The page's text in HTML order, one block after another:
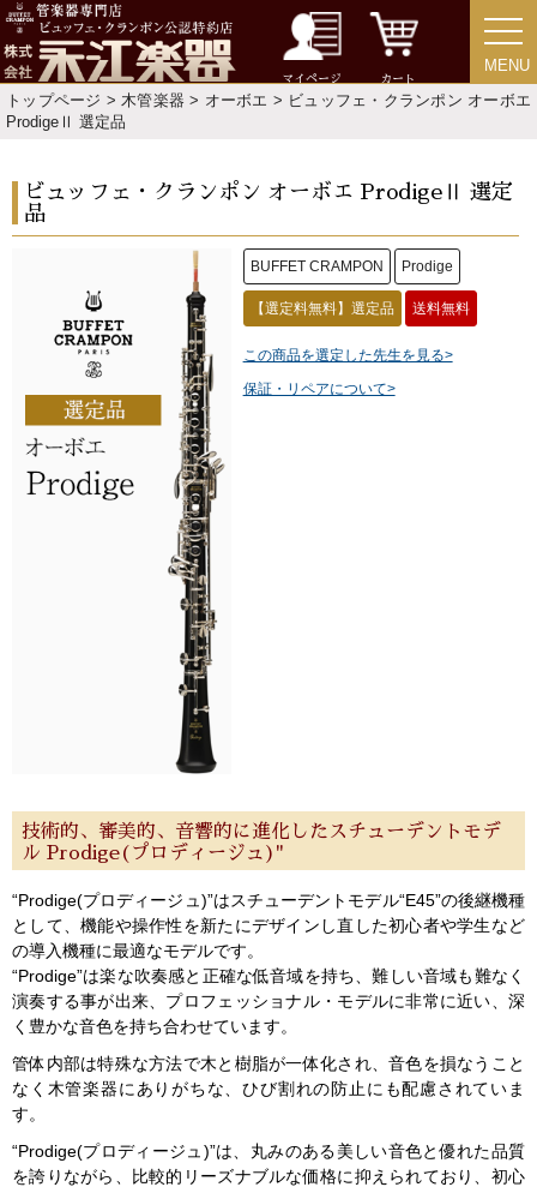
マイページ カート
MENU
MENU
トップページ >木管楽器 > オーボエ > ビュッフェ・クランポン オーボエ
ProdigeⅡ 選定品
ビュッフェ・クランポン オーボエ ProdigeⅡ 選定
品
BUFFET CRAMPON Prodige
【選定料無料】選定品 送料無料
この商品を選定した先生を見る>
保証・リペアについて>
技術的、審美的、音響的に進化したスチューデントモデ
ル Prodige(プロディージュ)"
“Prodige(プロディージュ)”はスチューデントモデル“E45”の後継機種
として、機能や操作性を新たにデザインし直した初心者や学生など
の導入機種に最適なモデルです。
“Prodige”は楽な吹奏感と正確な低音域を持ち、難しい音域も難なく
演奏する事が出来、プロフェッショナル・モデルに非常に近い、深
く豊かな音色を持ち合わせています。
管体内部は特殊な方法で木と樹脂が一体化され、音色を損なうこと
なく木管楽器にありがちな、ひび割れの防止にも配慮されていま
す。
“Prodige(プロディージュ)”は、丸みのある美しい音色と優れた品質
を誇りながら、比較的リーズナブルな価格に抑えられており、初心